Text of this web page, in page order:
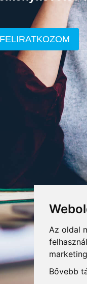
Az oldal
Bővebb
FELIRATKOZOM